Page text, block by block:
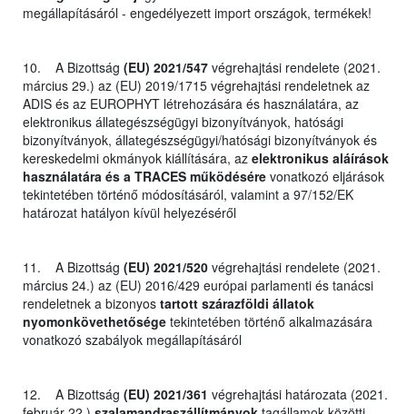
megállapításáról - engedélyezett import országok, termékek!
10. A Bizottság (EU) 2021/547 végrehajtási rendelete (2021.
március 29.) az (EU) 2019/1715 végrehajtási rendeletnek az
ADIS és az EUROPHYT létrehozására és használatára, az
elektronikus állategészségügyi bizonyítványok, hatósági
bizonyítványok, állategészségügyi/hatósági bizonyítványok és
kereskedelmi okmányok kiállítására, az elektronikus aláírások
használatára és a TRACES működésére vonatkozó eljárások
tekintetében történő módosításáról, valamint a 97/152/EK
határozat hatályon kívül helyezéséről
11. A Bizottság (EU) 2021/520 végrehajtási rendelete (2021.
március 24.) az (EU) 2016/429 európai parlamenti és tanácsi
rendeletnek a bizonyos tartott szárazföldi állatok
nyomonkövethetősége tekintetében történő alkalmazására
vonatkozó szabályok megállapításáról
12. A Bizottság (EU) 2021/361 végrehajtási határozata (2021.